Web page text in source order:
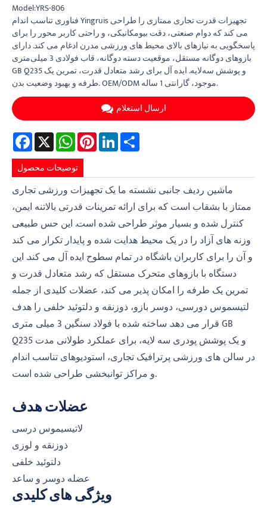
Model:YRS-806
فناوری تناسب اندام Yingruis تجهیزات قدرت تجاری ممتازی را طراحی
می کند که دوام صنعتی، دقت بیومکانیکی، و راحتی کاربر محور را برای
پاسخگویی به نیازهای بالای محیط های ورزشی مدرن ادغام می کند. دارای
بازوهای دوگانه مستقل، موقعیت دسته دوگانه، قاب فولادی 3 میلی‌متری
GB Q235 و پوشش سه‌لایه. ایده آل برای رشد متعادل قدرت، تمرین یک
طرفه و بهبود وضعیت بدن. OEM/ODM موجود، گارانتی 1 ساله.
ارسال استعلام
Facebook
X WhatsAppPinterestLinkedIn
توضیحات محصول
ماشین ردیف جانبی نشسته ما یک تجهیزات ورزشی تجاری
ممتاز با بشقاب است که برای ارائه تمرینات قدرتی بالاتنه ایمن،
کنترل شده و بسیار موثر طراحی شده است. این حس طبیعی
وزنه های آزاد را در یک محیط هدایت شده و پایدار تکرار می کند
و آن را برای کاربران باشگاه در تمام سطوح ایده آل می کند. این
دستگاه با بازوهای متحرک مستقل که رشد متعادل قدرت و
تمرین یک طرفه را امکان پذیر می کند، عضلات کلیدی از جمله
لتیسموس دورسی، دوسر بازو، ذوزنقه و دلتوئید خلفی را هدف
قرار می دهد. ساخته شده با فولاد سنگین 3 میلی متری GB
Q235 و یک پوشش پودری سه لایه، برای عملکرد طولانی مدت
در سالن های ورزشی پرترافیک تجاری، استودیوهای تناسب اندام
و مراکز توانبخشی طراحی شده است.
عضلات هدف
لاتیسیموس درسی
ذوزنقه و لوزی
دلتوئید خلفی
عضله دوسر و ساعد
ویژگی های کلیدی